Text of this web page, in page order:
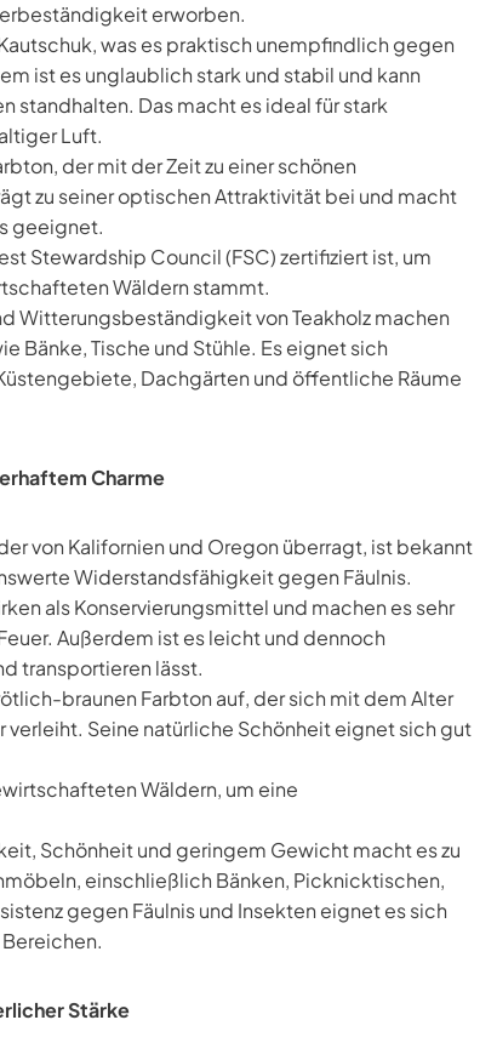
erworben.
was es praktisch unempfindlich gegen
ist es unglaublich stark und stabil und kann
standhalten. Das macht es ideal für stark
Luft.
der mit der Zeit zu einer schönen
zu seiner optischen Attraktivität bei und macht
geeignet.
Stewardship Council (FSC) zertifiziert ist, um
Wäldern stammt.
Witterungsbeständigkeit von Teakholz machen
Bänke, Tische und Stühle. Es eignet sich
Dachgärten und öffentliche Räume
Charme
von Kalifornien und Oregon überragt, ist bekannt
Widerstandsfähigkeit gegen Fäulnis.
als Konservierungsmittel und machen es sehr
Außerdem ist es leicht und dennoch
transportieren lässt.
braunen Farbton auf, der sich mit dem Alter
Seine natürliche Schönheit eignet sich gut
Wäldern, um eine
Schönheit und geringem Gewicht macht es zu
einschließlich Bänken, Picknicktischen,
gegen Fäulnis und Insekten eignet es sich
Stärke